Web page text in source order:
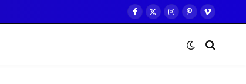
Facebook
X
Instagram
Pinterest
Vimeo